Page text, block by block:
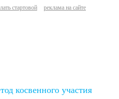
стартовой реклама на сайте
косвенного участия